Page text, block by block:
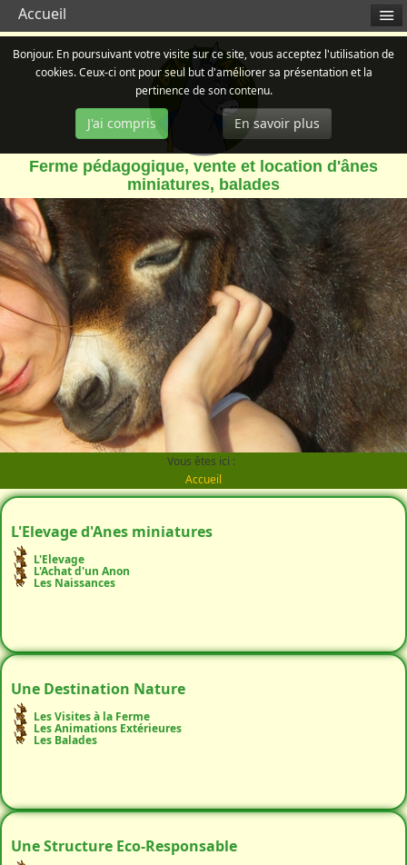
Bonjour. En poursuivant votre visite sur ce site, vous acceptez l'utilisation de
cookies. Ceux-ci ont pour seul but d'améliorer sa présentation et la
pertinence de son contenu.
J'ai compris En savoir plus
Ferme pédagogique, vente et location d'ânes
miniatures, balades
Vous êtes ici :
Accueil
L'Elevage d'Anes miniatures
L'Elevage
L'Achat d'un Anon
Les Naissances
Une Destination Nature
Les Visites à la Ferme
Les Animations Extérieures
Les Balades
Une Structure Eco-Responsable
Accueil